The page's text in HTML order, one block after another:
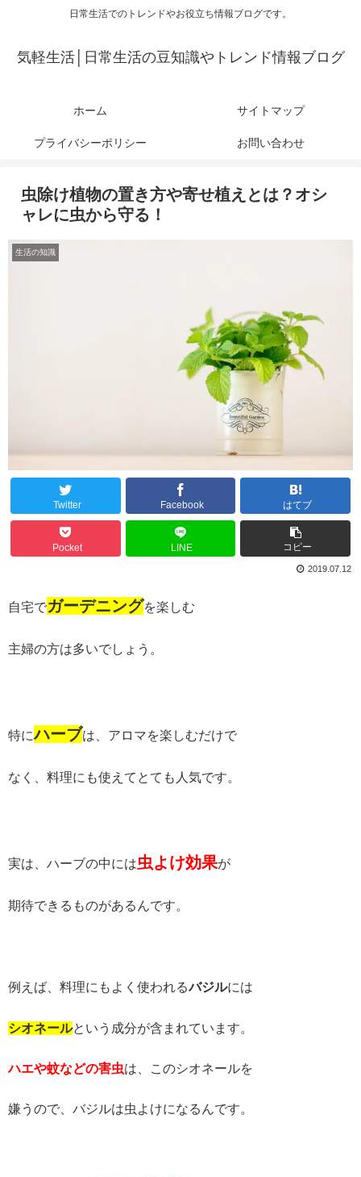
日常生活でのトレンドやお役立ち情報ブログです。
気軽生活│日常生活の豆知識やトレンド情報ブログ
ホーム サイトマップ
プライバシーポリシー お問い合わせ
虫除け植物の置き方や寄せ植えとは？オシ
ャレに虫から守る！
生活の知識
Twitter Facebook はてブ
Pocket LINE コピー
2019.07.12
自宅でガーデニングを楽しむ
主婦の方は多いでしょう。
特にハーブは、アロマを楽しむだけで
なく、料理にも使えてとても人気です。
実は、ハーブの中には虫よけ効果が
期待できるものがあるんです。
例えば、料理にもよく使われるバジルには
シオネールという成分が含まれています。
ハエや蚊などの害虫は、このシオネールを
嫌うので、バジルは虫よけになるんです。